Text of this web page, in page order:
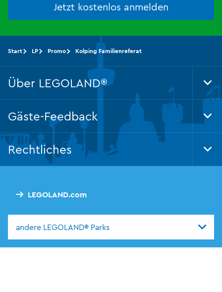
Jetzt kostenlos anmelden
LEGOLAND.com
andere LEGOLAND® Parks
Start LP Promo Kolping Familienreferat
Über LEGOLAND®
Gäste-Feedback
Rechtliches